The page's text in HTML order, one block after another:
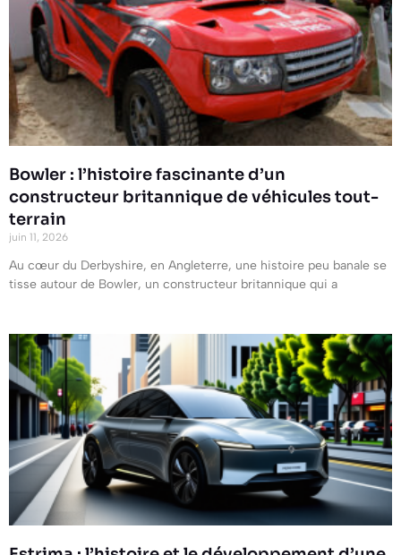
Bowler : l’histoire fascinante d’un
constructeur britannique de véhicules tout-
terrain
juin 11, 2026
Au cœur du Derbyshire, en Angleterre, une histoire peu banale se
tisse autour de Bowler, un constructeur britannique qui a